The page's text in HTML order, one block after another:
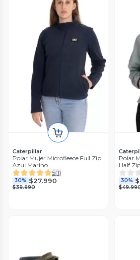
Caterpillar
Polar Mujer Microfleece Full Zip
Azul Marino
5(1)
30% $27.990
$39.990
Polar
Half
30%